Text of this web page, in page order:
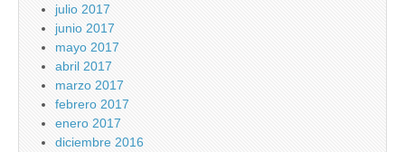
julio 2017
junio 2017
mayo 2017
abril 2017
marzo 2017
febrero 2017
enero 2017
diciembre 2016